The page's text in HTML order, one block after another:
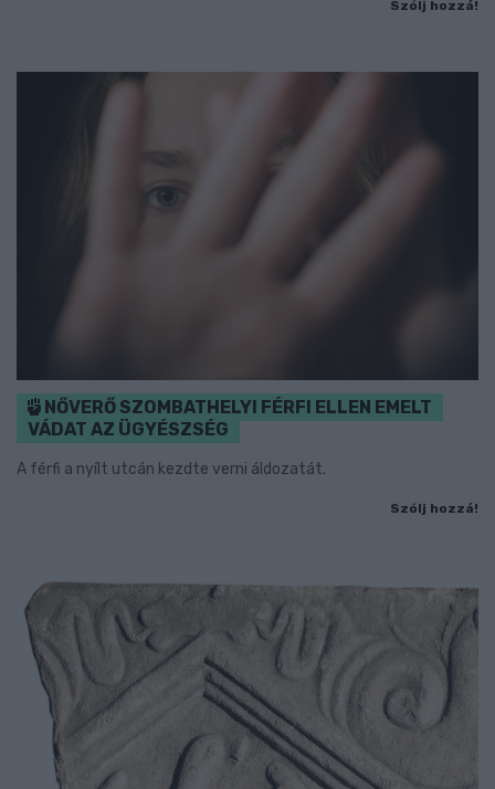
Szólj hozzá!
NŐVERŐ SZOMBATHELYI FÉRFI ELLEN EMELT
VÁDAT AZ ÜGYÉSZSÉG
A férfi a nyílt utcán kezdte verni áldozatát.
Szólj hozzá!